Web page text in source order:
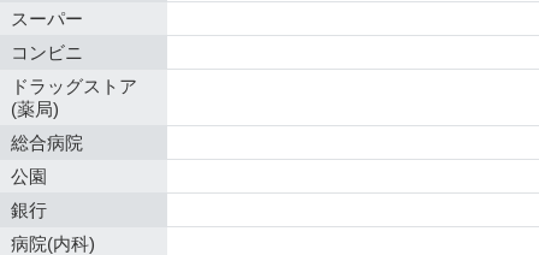
スーパー
コンビニ
ドラッグストア
(薬局)
総合病院
公園
銀行
病院(内科)